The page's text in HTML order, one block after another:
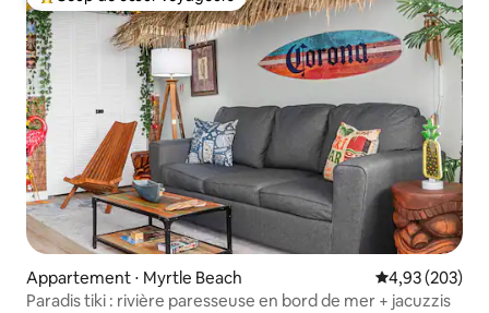
Coups de cœur voyageurs les plus appréciés
Appartement ⋅ Myrtle Beach Évaluation
4,93 (203)
Paradis tiki : rivière paresseuse en bord de mer + jacuzzis